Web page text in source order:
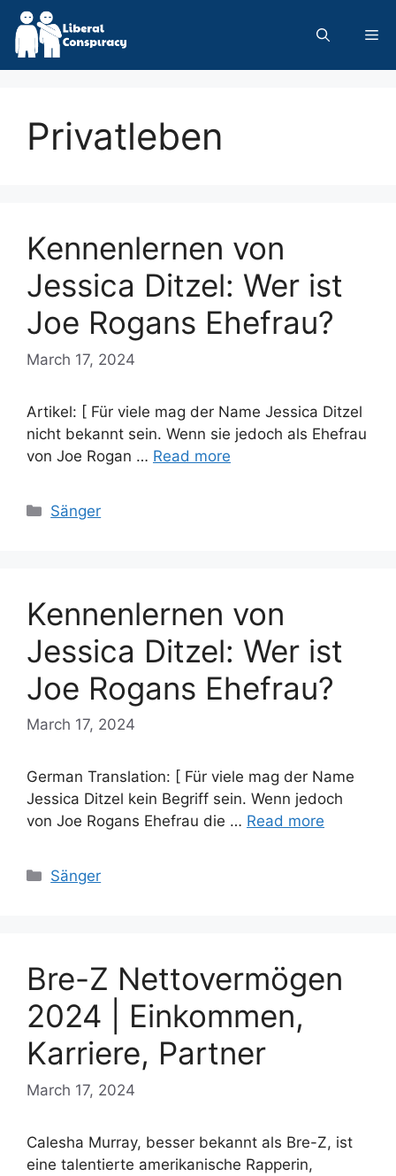
Skip
content
Privatleben
Kennenlernen von
Jessica Ditzel: Wer ist
Joe Rogans Ehefrau?
March 17, 2024
Artikel: [ Für viele mag der Name Jessica Ditzel
nicht bekannt sein. Wenn sie jedoch als Ehefrau
von Joe Rogan … Read more
Categories
Sänger
Kennenlernen von
Jessica Ditzel: Wer ist
Joe Rogans Ehefrau?
March 17, 2024
German Translation: [ Für viele mag der Name
Jessica Ditzel kein Begriff sein. Wenn jedoch
von Joe Rogans Ehefrau die … Read more
Categories
Sänger
Bre-Z Nettovermögen
2024 | Einkommen,
Karriere, Partner
March 17, 2024
Calesha Murray, besser bekannt als Bre-Z, ist
eine talentierte amerikanische Rapperin,